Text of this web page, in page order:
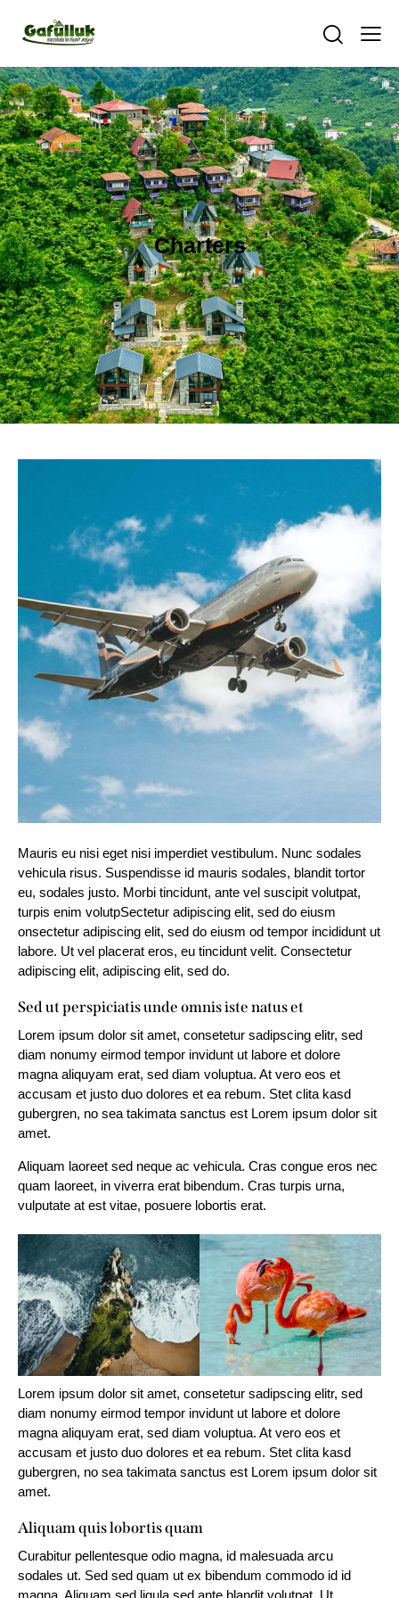
Charters
Mauris eu nisi eget nisi imperdiet vestibulum. Nunc sodales
vehicula risus. Suspendisse id mauris sodales, blandit tortor
eu, sodales justo. Morbi tincidunt, ante vel suscipit volutpat,
turpis enim volutpSectetur adipiscing elit, sed do eiusm
onsectetur adipiscing elit, sed do eiusm od tempor incididunt ut
labore. Ut vel placerat eros, eu tincidunt velit. Consectetur
adipiscing elit, adipiscing elit, sed do.
Sed ut perspiciatis unde omnis iste natus et
Lorem ipsum dolor sit amet, consetetur sadipscing elitr, sed
diam nonumy eirmod tempor invidunt ut labore et dolore
magna aliquyam erat, sed diam voluptua. At vero eos et
accusam et justo duo dolores et ea rebum. Stet clita kasd
gubergren, no sea takimata sanctus est Lorem ipsum dolor sit
amet.
Aliquam laoreet sed neque ac vehicula. Cras congue eros nec
quam laoreet, in viverra erat bibendum. Cras turpis urna,
vulputate at est vitae, posuere lobortis erat.
Lorem ipsum dolor sit amet, consetetur sadipscing elitr, sed
diam nonumy eirmod tempor invidunt ut labore et dolore
magna aliquyam erat, sed diam voluptua. At vero eos et
accusam et justo duo dolores et ea rebum. Stet clita kasd
gubergren, no sea takimata sanctus est Lorem ipsum dolor sit
amet.
Aliquam quis lobortis quam
Curabitur pellentesque odio magna, id malesuada arcu
sodales ut. Sed sed quam ut ex bibendum commodo id id
magna. Aliquam sed ligula sed ante blandit volutpat. Ut